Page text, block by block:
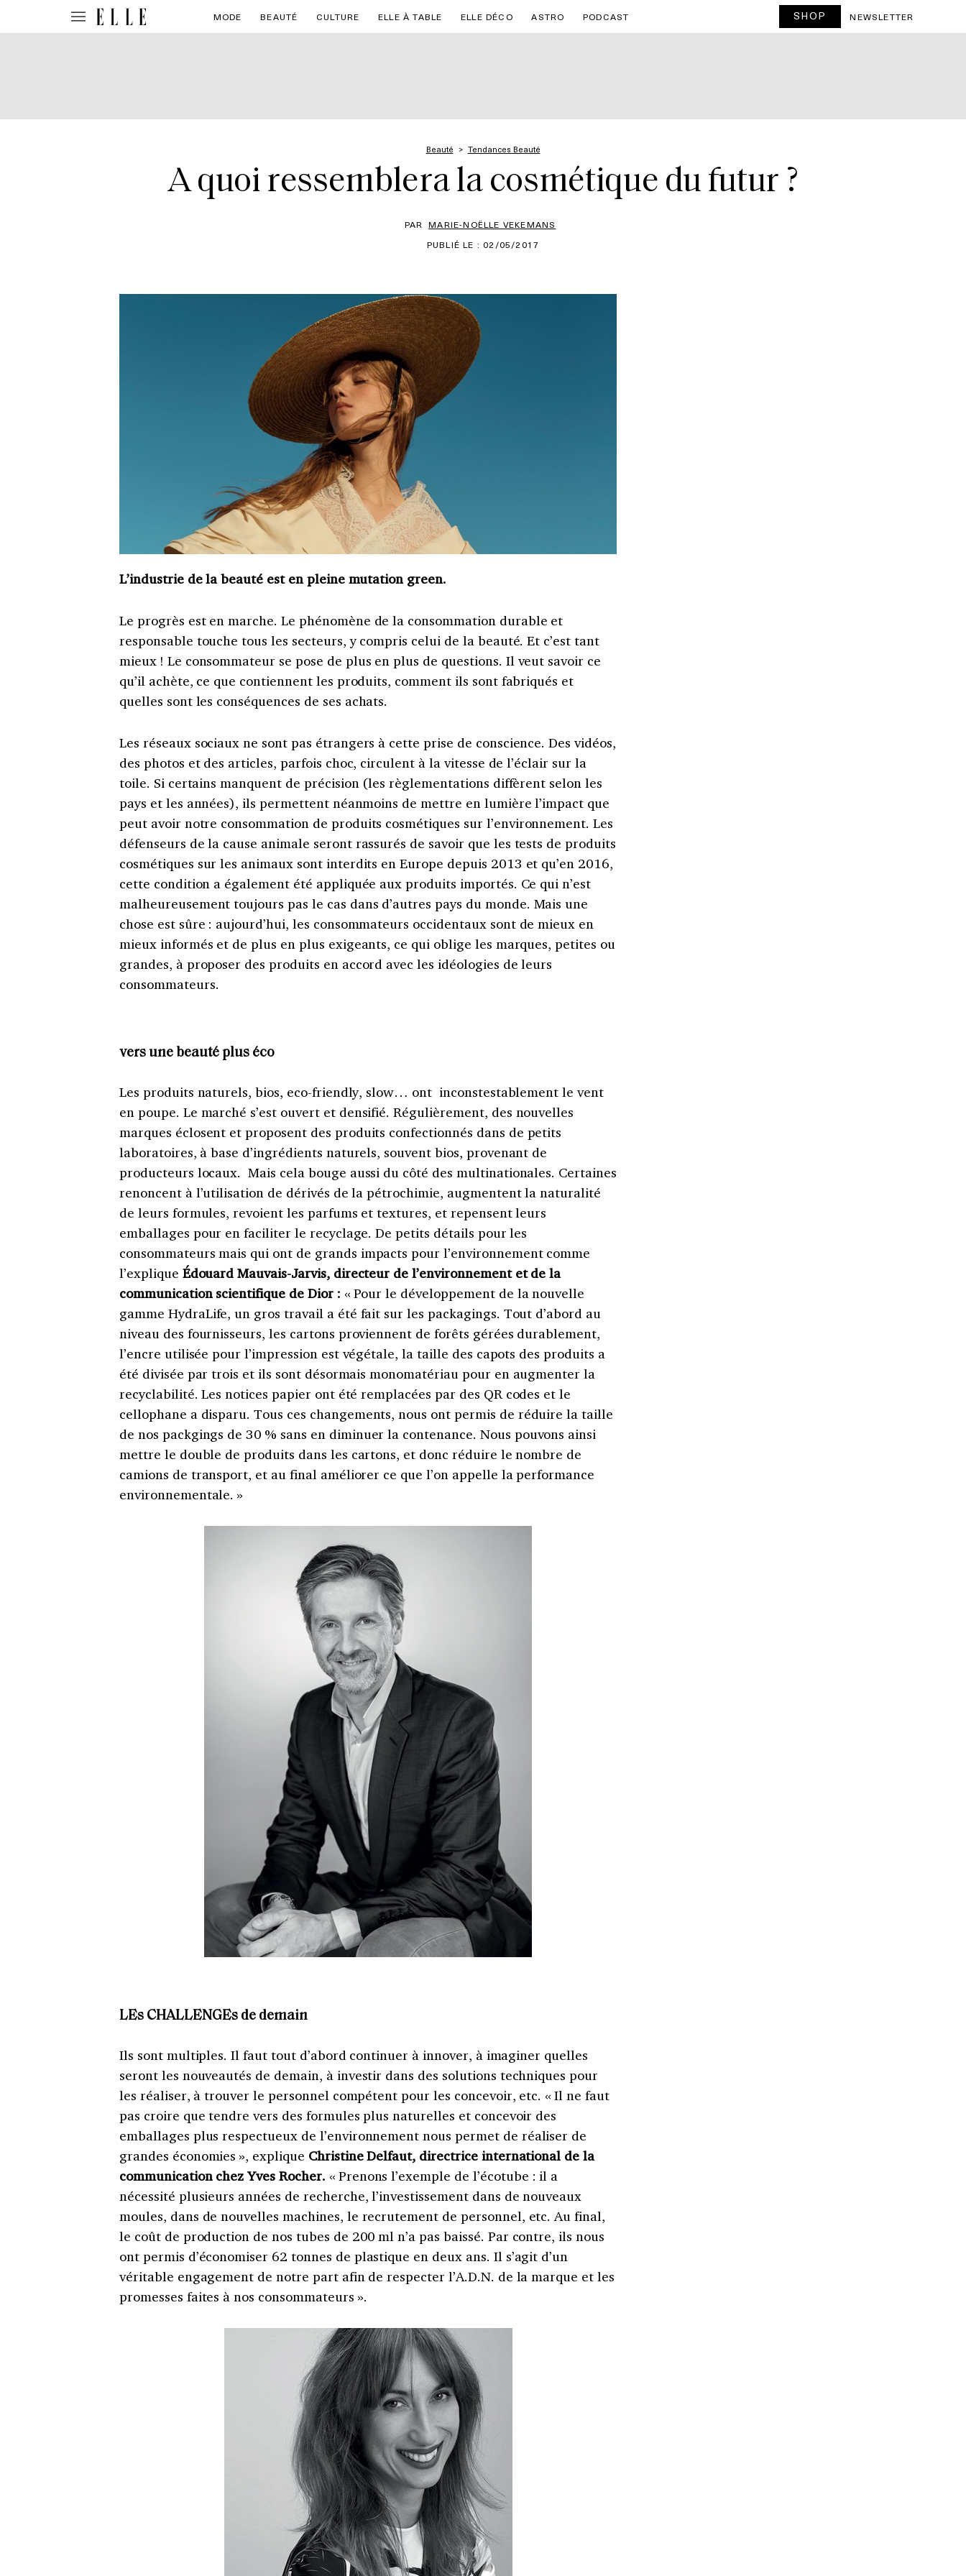
MODE BEAUTÉ CULTURE ELLE À TABLE ELLE DÉCO ASTRO PODCAST SHOP NEWSLETTER
Beauté Tendances Beauté
A quoi ressemblera la cosmétique du futur ?
PAR MARIE-NOËLLE VEKEMANS
PUBLIÉ LE : 02/05/2017
L’industrie de la beauté est en pleine mutation green.
Le progrès est en marche. Le phénomène de la consommation durable et
responsable touche tous les secteurs, y compris celui de la beauté. Et c’est tant
mieux ! Le consommateur se pose de plus en plus de questions. Il veut savoir ce
qu’il achète, ce que contiennent les produits, comment ils sont fabriqués et
quelles sont les conséquences de ses achats.
Les réseaux sociaux ne sont pas étrangers à cette prise de conscience. Des vidéos,
des photos et des articles, parfois choc, circulent à la vitesse de l’éclair sur la
toile. Si certains manquent de précision (les règlementations diffèrent selon les
pays et les années), ils permettent néanmoins de mettre en lumière l’impact que
peut avoir notre consommation de produits cosmétiques sur l’environnement. Les
défenseurs de la cause animale seront rassurés de savoir que les tests de produits
cosmétiques sur les animaux sont interdits en Europe depuis 2013 et qu’en 2016,
cette condition a également été appliquée aux produits importés. Ce qui n’est
malheureusement toujours pas le cas dans d’autres pays du monde. Mais une
chose est sûre : aujourd’hui, les consommateurs occidentaux sont de mieux en
mieux informés et de plus en plus exigeants, ce qui oblige les marques, petites ou
grandes, à proposer des produits en accord avec les idéologies de leurs
consommateurs.
vers une beauté plus éco
Les produits naturels, bios, eco-friendly, slow… ont inconstestablement le vent
en poupe. Le marché s’est ouvert et densifié. Régulièrement, des nouvelles
marques éclosent et proposent des produits confectionnés dans de petits
laboratoires, à base d’ingrédients naturels, souvent bios, provenant de
producteurs locaux. Mais cela bouge aussi du côté des multinationales. Certaines
renoncent à l’utilisation de dérivés de la pétrochimie, augmentent la naturalité
de leurs formules, revoient les parfums et textures, et repensent leurs
emballages pour en faciliter le recyclage. De petits détails pour les
consommateurs mais qui ont de grands impacts pour l’environnement comme
l’explique Édouard Mauvais-Jarvis, directeur de l’environnement et de la
communication scientifique de Dior : « Pour le développement de la nouvelle
gamme HydraLife, un gros travail a été fait sur les packagings. Tout d’abord au
niveau des fournisseurs, les cartons proviennent de forêts gérées durablement,
l’encre utilisée pour l’impression est végétale, la taille des capots des produits a
été divisée par trois et ils sont désormais monomatériau pour en augmenter la
recyclabilité. Les notices papier ont été remplacées par des QR codes et le
cellophane a disparu. Tous ces changements, nous ont permis de réduire la taille
de nos packgings de 30 % sans en diminuer la contenance. Nous pouvons ainsi
mettre le double de produits dans les cartons, et donc réduire le nombre de
camions de transport, et au final améliorer ce que l’on appelle la performance
environnementale. »
LEs CHALLENGEs de demain
Ils sont multiples. Il faut tout d’abord continuer à innover, à imaginer quelles
seront les nouveautés de demain, à investir dans des solutions techniques pour
les réaliser, à trouver le personnel compétent pour les concevoir, etc. « Il ne faut
pas croire que tendre vers des formules plus naturelles et concevoir des
emballages plus respectueux de l’environnement nous permet de réaliser de
grandes économies », explique Christine Delfaut, directrice international de la
communication chez Yves Rocher. « Prenons l’exemple de l’écotube : il a
nécessité plusieurs années de recherche, l’investissement dans de nouveaux
moules, dans de nouvelles machines, le recrutement de personnel, etc. Au final,
le coût de production de nos tubes de 200 ml n’a pas baissé. Par contre, ils nous
ont permis d’économiser 62 tonnes de plastique en deux ans. Il s’agit d’un
véritable engagement de notre part afin de respecter l’A.D.N. de la marque et les
promesses faites à nos consommateurs ».